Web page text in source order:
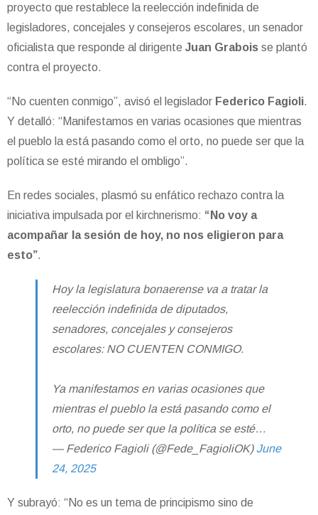
proyecto que restablece la reelección indefinida de
legisladores, concejales y consejeros escolares, un senador
oficialista que responde al dirigente Juan Grabois se plantó
contra el proyecto.
“No cuenten conmigo”, avisó el legislador Federico Fagioli.
Y detalló: “Manifestamos en varias ocasiones que mientras
el pueblo la está pasando como el orto, no puede ser que la
política se esté mirando el ombligo”.
En redes sociales, plasmó su enfático rechazo contra la
iniciativa impulsada por el kirchnerismo: “No voy a
acompañar la sesión de hoy, no nos eligieron para
esto”.
Hoy la legislatura bonaerense va a tratar la
reelección indefinida de diputados,
senadores, concejales y consejeros
escolares: NO CUENTEN CONMIGO.
Ya manifestamos en varias ocasiones que
mientras el pueblo la está pasando como el
orto, no puede ser que la política se esté…
— Federico Fagioli (@Fede_FagioliOK) June
24, 2025
Y subrayó: “No es un tema de principismo sino de